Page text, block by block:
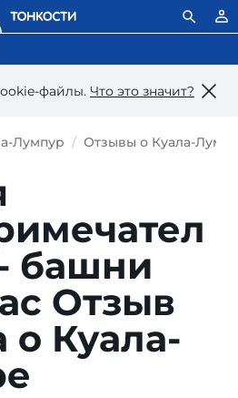
файлы. Что это значит?
Лумпур Отзывы о Куала-
башни
Отзыв
о Куала-